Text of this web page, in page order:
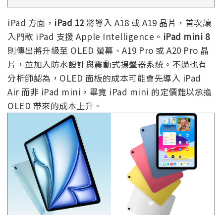
iPad 方面， iPad 12 將導入 A18 或 A19 晶片，首次讓
入門款 iPad 支援 Apple Intelligence。 iPad mini 8
則傳出將升級至 OLED 螢幕、A19 Pro 或 A20 Pro 晶
片，並加入防水設計與震動式揚聲器系統。不過也有
分析師認為，OLED 面板的成本可能會先導入 iPad
Air 而非 iPad mini，畢竟 iPad mini 的定價難以承擔
OLED 帶來的成本上升。